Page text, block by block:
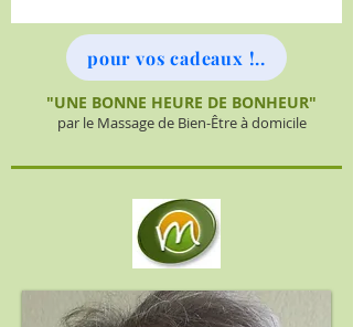
pour vos cadeaux !..
"UNE BONNE HEURE DE BONHEUR"
par le Massage de Bien-Être à domicile